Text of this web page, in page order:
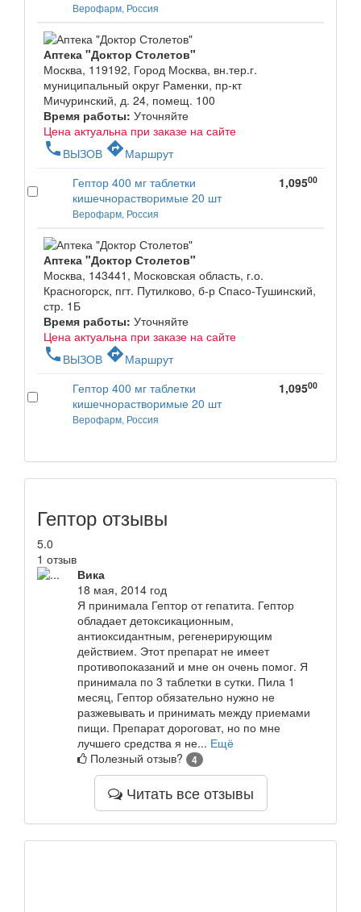
Верофарм, Россия
Аптека "Доктор Столетов"
Москва, 119192, Город Москва, вн.тер.г.
муниципальный округ Раменки, пр-кт
Мичуринский, д. 24, помещ. 100
Время работы: Уточняйте
Цена актуальна при заказе на сайте
phone ВЫЗОВ directionsМаршрут
Гептор 400 мг таблетки
кишечнорастворимые 20 шт
Верофарм, Россия
1,09500
Аптека "Доктор Столетов"
Москва, 143441, Московская область, г.о.
Красногорск, пгт. Путилково, б-р Спасо-Тушинский,
стр. 1Б
Время работы: Уточняйте
Цена актуальна при заказе на сайте
phone ВЫЗОВ directionsМаршрут
Гептор 400 мг таблетки
кишечнорастворимые 20 шт
Верофарм, Россия
1,09500
Гептор отзывы
5.0
1 отзыв
Вика
18 мая, 2014 год
Я принимала Гептор от гепатита. Гептор
обладает детоксикационным,
антиоксидантным, регенерирующим
действием. Этот препарат не имеет
противопоказаний и мне он очень помог. Я
принимала по 3 таблетки в сутки. Пила 1
месяц, Гептор обязательно нужно не
разжевывать и принимать между приемами
пищи. Препарат дороговат, но по мне
лучшего средства я не... Ещё
Полезный отзыв?
4
Читать все отзывы